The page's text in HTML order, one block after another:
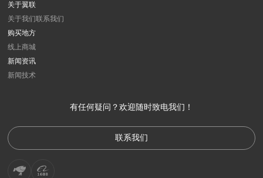
关于翼联
关于我们联系我们
购买地方
线上商城
新闻资讯
新闻技术
有任何疑问？欢迎随时致电我们！
联系我们